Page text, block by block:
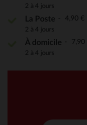
2 à 4 jours
La Poste 4,90 €
2 à 4 jours
À domicile 7,90
2 à 4 jours